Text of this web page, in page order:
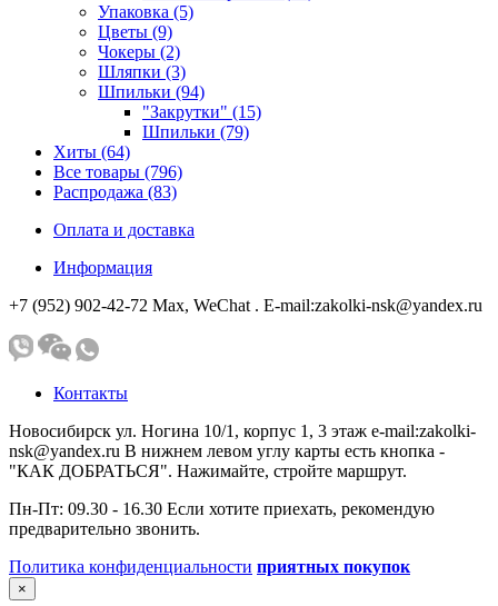
Упаковка (5)
Цветы (9)
Чокеры (2)
Шляпки (3)
Шпильки (94)
"Закрутки" (15)
Шпильки (79)
Хиты (64)
Все товары (796)
Распродажа (83)
Оплата и доставка
Информация
+7 (952) 902-42-72 Мах, WeChat . E-mail:zakolki-nsk@yandex.ru
Контакты
Новосибирск ул. Ногина 10/1, корпус 1, 3 этаж e-mail:zakolki-
nsk@yandex.ru В нижнем левом углу карты есть кнопка -
"КАК ДОБРАТЬСЯ". Нажимайте, стройте маршрут.
Пн-Пт: 09.30 - 16.30 Если хотите приехать, рекомендую
предварительно звонить.
Политика конфиденциальности приятных покупок
×